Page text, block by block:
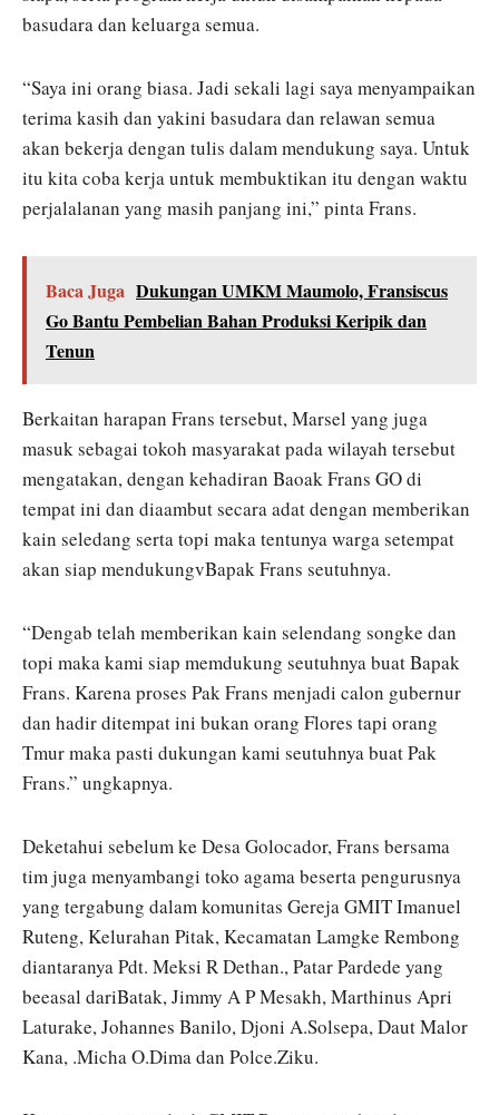
basudara dan keluarga semua.
“Saya ini orang biasa. Jadi sekali lagi saya menyampaikan
terima kasih dan yakini basudara dan relawan semua
akan bekerja dengan tulis dalam mendukung saya. Untuk
itu kita coba kerja untuk membuktikan itu dengan waktu
perjalalanan yang masih panjang ini,” pinta Frans.
Baca Juga Dukungan UMKM Maumolo, Fransiscus
Go Bantu Pembelian Bahan Produksi Keripik dan
Tenun
Berkaitan harapan Frans tersebut, Marsel yang juga
masuk sebagai tokoh masyarakat pada wilayah tersebut
mengatakan, dengan kehadiran Baoak Frans GO di
tempat ini dan diaambut secara adat dengan memberikan
kain seledang serta topi maka tentunya warga setempat
akan siap mendukungvBapak Frans seutuhnya.
“Dengab telah memberikan kain selendang songke dan
topi maka kami siap memdukung seutuhnya buat Bapak
Frans. Karena proses Pak Frans menjadi calon gubernur
dan hadir ditempat ini bukan orang Flores tapi orang
Tmur maka pasti dukungan kami seutuhnya buat Pak
Frans.” ungkapnya.
Deketahui sebelum ke Desa Golocador, Frans bersama
tim juga menyambangi toko agama beserta pengurusnya
yang tergabung dalam komunitas Gereja GMIT Imanuel
Ruteng, Kelurahan Pitak, Kecamatan Lamgke Rembong
diantaranya Pdt. Meksi R Dethan., Patar Pardede yang
beeasal dariBatak, Jimmy A P Mesakh, Marthinus Apri
Laturake, Johannes Banilo, Djoni A.Solsepa, Daut Malor
Kana, .Micha O.Dima dan Polce.Ziku.